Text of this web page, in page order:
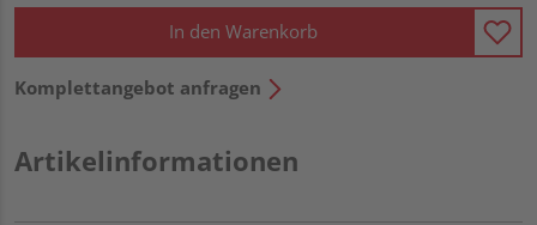
In den Warenkorb
Komplettangebot anfragen
Artikelinformationen